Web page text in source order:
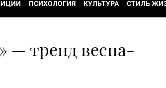
ПСИХОЛОГИЯ КУЛЬТУРА СТИЛЬ
— тренд весна-